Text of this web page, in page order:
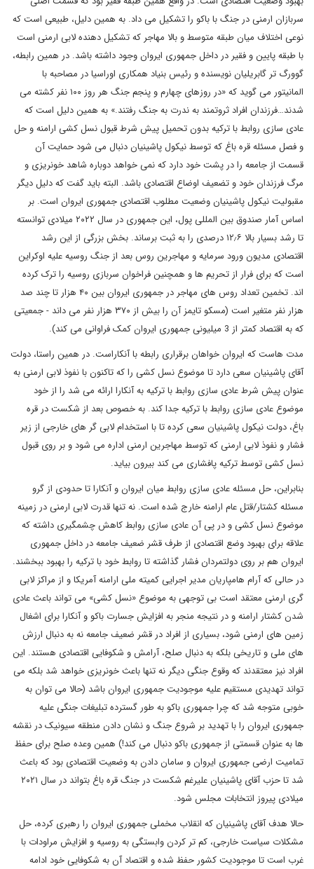
سربازان ارمنی در جنگ با باکو را تشکیل می داد. به همین دلیل، طبیعی است که
نوعی اختلاف میان طبقه متوسط و بالا مهاجر که تشکیل دهنده لابی ارمنی است
با طبقه پایین و فقیر در داخل جمهوری ایروان وجود داشته باشد. در همین رابطه،
گوورگ تر گابریلیان نویسنده و رئیس بنیاد همکاری اوراسیا در مصاحبه با
المانیتور می گوید که «در روزهای چهارم و پنجم جنگ هر روز ۱۰۰ نفر کشته می
شدند…فرزندان افراد ثروتمند به ندرت به جنگ رفتند.» به همین دلیل است که
عادی سازی روابط با ترکیه بدون تحمیل پیش شرط قبول نسل کشی ارامنه و حل
و فصل مسئله قره باغ که توسط نیکول پاشینیان دنبال می شود حمایت آن
قسمت از جامعه را در پشت خود دارد که نمی خواهد دوباره شاهد خونریزی و
مرگ فرزندان خود و تضعیف اوضاع اقتصادی باشد. البته باید گفت که دلیل دیگر
مقبولیت نیکول پاشینیان وضعیت مطلوب اقتصادی جمهوری ایروان است. بر
اساس آمار صندوق بین المللی پول، این جمهوری در سال ۲۰۲۲ میلادی توانسته
تا رشد بسیار بالا ۱۲٫۶ درصدی را به ثبت برساند. بخش بزرگی از این رشد
اقتصادی مدیون ورود سرمایه و مهاجرین روس بعد از جنگ روسیه علیه اوکراین
است که برای فرار از تحریم ها و همچنین فراخوان سربازی روسیه را ترک کرده
اند. تخمین تعداد روس های مهاجر در جمهوری ایروان بین ۴۰ هزار تا چند صد
هزار نفر متغیر است (مسکو تایمز آن را بیش از ۳۷۰ هزار نفر می داند - جمعیتی
که به اقتصاد کمتر از 3 میلیونی جمهوری ایروان کمک فراوانی می کند).
مدت هاست که ایروان خواهان برقراری رابطه با آنکاراست. در همین راستا، دولت
آقای پاشینیان سعی دارد تا موضوع نسل کشی را که تاکنون با نفوذ لابی ارمنی به
عنوان پیش شرط عادی سازی روابط با ترکیه به آنکارا ارائه می شد را از خود
موضوع عادی سازی روابط با ترکیه جدا کند. به خصوص بعد از شکست در قره
باغ، دولت نیکول پاشینیان سعی کرده تا با استخدام لابی گر های خارجی از زیر
فشار و نفوذ لابی ارمنی که توسط مهاجرین ارمنی اداره می شود و بر روی قبول
نسل کشی توسط ترکیه پافشاری می کند بیرون بیاید.
بنابراین، حل مسئله عادی سازی روابط میان ایروان و آنکارا تا حدودی از گرو
مسئله کشتار/قتل عام ارامنه خارج شده است. نه تنها قدرت لابی ارمنی در زمینه
موضوع نسل کشی و در پی آن عادی سازی روابط کاهش چشمگیری داشته که
علاقه برای بهبود وضع اقتصادی از طرف قشر ضعیف جامعه در داخل جمهوری
ایروان هم بر روی دولتمردان فشار گذاشته تا روابط خود با ترکیه را بهبود ببخشند.
در حالی که آرام هامپاریان مدیر اجرایی کمیته ملی ارامنه آمریکا و از مراکز لابی
گری ارمنی معتقد است بی توجهی به موضوع «نسل کشی» می تواند باعث عادی
شدن کشتار ارامنه و در نتیجه منجر به افزایش جسارت باکو و آنکارا برای اشغال
زمین های ارمنی شود، بسیاری از افراد در قشر ضعیف جامعه نه به دنبال ارزش
های ملی و تاریخی بلکه به دنبال صلح، آرامش و شکوفایی اقتصادی هستند. این
افراد نیز معتقدند که وقوع جنگی دیگر نه تنها باعث خونریزی خواهد شد بلکه می
تواند تهدیدی مستقیم علیه موجودیت جمهوری ایروان باشد (حالا می توان به
خوبی متوجه شد که چرا جمهوری باکو به طور گسترده تبلیغات جنگی علیه
جمهوری ایروان را با تهدید بر شروع جنگ و نشان دادن منطقه سیونیک در نقشه
ها به عنوان قسمتی از جمهوری باکو دنبال می کند!) همین وعده صلح برای حفظ
تمامیت ارضی جمهوری ایروان و سامان دادن به وضعیت اقتصادی بود که باعث
شد تا حزب آقای پاشینیان علیرغم شکست در جنگ قره باغ بتواند در سال ۲۰۲۱
میلادی پیروز انتخابات مجلس شود.
حالا هدف آقای پاشینیان که انقلاب مخملی جمهوری ایروان را رهبری کرده، حل
مشکلات سیاست خارجی، کم تر کردن وابستگی به روسیه و افزایش مراودات با
غرب است تا موجودیت کشور حفظ شده و اقتصاد آن به شکوفایی خود ادامه